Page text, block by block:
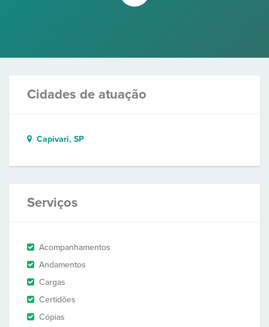
Cidades de atuação
Capivari, SP
Serviços
Acompanhamentos
Andamentos
Cargas
Certidões
Cópias